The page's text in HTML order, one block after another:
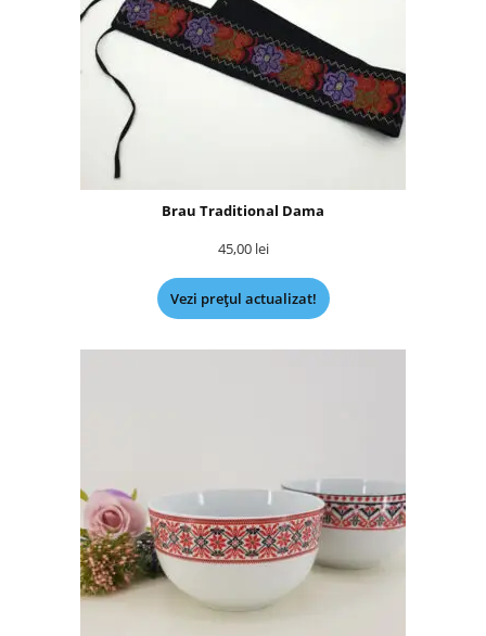
Brau Traditional Dama
45,00 lei
Vezi prețul actualizat!